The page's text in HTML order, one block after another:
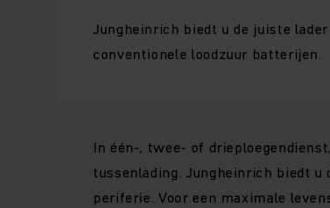
Jungheinrich biedt u de juiste
conventionele loodzuur batterijen.
In één-, twee- of
tussenlading. Jungheinrich biedt
periferie. Voor een maximale